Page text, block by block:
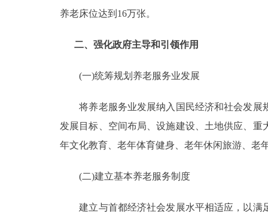
ENGLISH
ESPAÑOL
养老床位达到16万张。
二、强化政府主导和引领作用
(一)统筹规划养老服务业发展
将养老服务业发展纳入国民经济和社会发展
发展目标、空间布局、设施建设、土地供应、
年文化教育、老年体育健身、老年休闲旅游、老
(二)建立基本养老服务制度
建立与首都经济社会发展水平相适应，以满